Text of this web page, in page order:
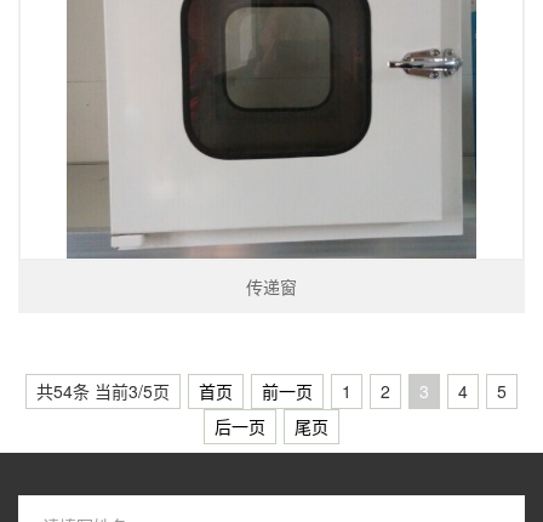
传递窗
共54条 当前3/5页 首页 前一页 1 2 3 4
5
后一页
尾页